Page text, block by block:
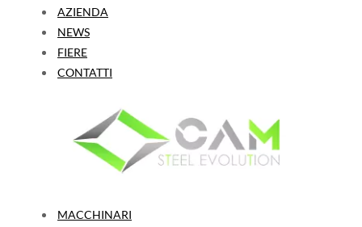
AZIENDA
NEWS
FIERE
CONTATTI
MACCHINARI